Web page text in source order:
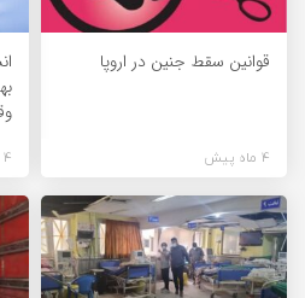
قوانین سقط جنین در اروپا
4 ماه پیش 4 ماه پیش